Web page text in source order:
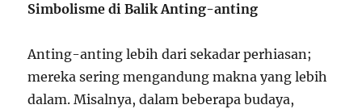
Simbolisme di Balik Anting-anting
Anting-anting lebih dari sekadar perhiasan;
mereka sering mengandung makna yang lebih
dalam. Misalnya, dalam beberapa budaya,